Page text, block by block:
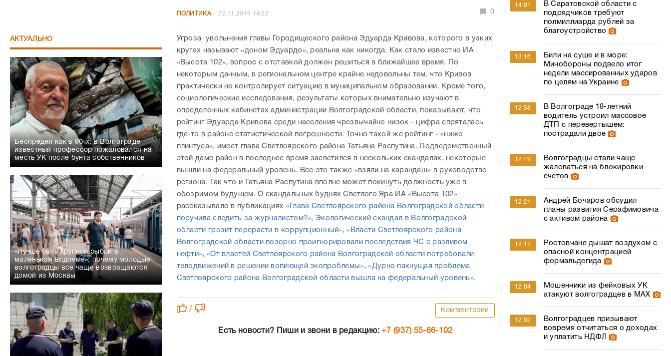
АКТУАЛЬНО
Беспредел как в 90-х: в Волгограде
известный профессор пожаловался на
месть УК после бунта собственников
«Лучше быть крупной рыбой в
маленьком водоеме»: почему молодые
волгоградцы все чаще возвращаются
домой из Москвы
ПОЛИТИКА 22.11.2019 14:32 0
Угроза увольнения главы Городищеского района Эдуарда Кривова, которого в узких
кругах называют «доном Эдуардо», реальна как никогда. Как стало известно ИА
«Высота 102», вопрос с отставкой должен решиться в ближайшее время. По
некоторым данным, в региональном центре крайне недовольны тем, что Кривов
практически не контролирует ситуацию в муниципальном образовании. Кроме того,
социологические исследования, результаты которых внимательно изучают в
определенных кабинетах администрации Волгоградской области, показывают, что
рейтинг Эдуарда Кривова среди населения чрезвычайно низок - цифра спряталась
где-то в районе статистической погрешности. Точно такой же рейтинг - «ниже
плинтуса», имеет глава Светлоярского района Татьяна Распутина. Подведомственный
этой даме район в последнее время засветился в нескольких скандалах, некоторые
вышли на федеральный уровень. Все это также «взяли на карандаш» в руководстве
региона. Так что и Татьяна Распутина вполне может покинуть должность уже в
обозримом будущем. О скандальных буднях Светлого Яра ИА «Высота 102»
рассказывало в публикациях «Глава Светлоярского района Волгоградской области
поручила следить за журналистом?»,Экологический скандал в Волгоградской
области грозит перерасти в коррупционный»,«Власти Светлоярского района
Волгоградской области позорно проигнорировали последствия ЧС с разливом
нефти», «От властей Светлоярского района Волгоградской области потребовали
телодвижений в решении вопиющей экопроблемы»,«Дурно пахнущая проблема
Светлоярского района Волгоградской области вышла на федеральный уровень».
/ Комментарии
Есть новости? Пиши и звони в редакцию:+7 (937) 55-66-102
14:01
В Саратовской области с
подрядчиков требуют
полмиллиарда рублей за
благоустройство
13:16
Били на суше и в море:
Минобороны подвело итог
недели массированных ударов
по целям на Украине
12:58
В Волгограде 18-летний
водитель устроил массовое
ДТП с перевертышем:
пострадали двое
12:49
Волгоградцы стали чаще
жаловаться на блокировки
счетов
12:21
Андрей Бочаров обсудил
планы развития Серафимовича
с активом района
12:11
Ростовчане дышат воздухом с
опасной концентрацией
формальдегида
12:04
Мошенники из фейковых УК
атакуют волгоградцев в МАХ
12:02
Волгоградцев призывают
вовремя отчитаться о доходах
и уплатить НДФЛ